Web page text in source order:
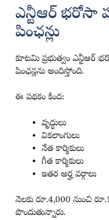
ఎన్టీఆర్ భరోసా
పింఛన్లు
కూటమి ప్రభుత్వం
పింఛన్లను అందిస్తోంది.
ఈ పథకం కింద:
వృద్ధులు
వికలాంగులు
నేత కార్మికులు
గీత కార్మికులు
ఇతర అర్హ వర్గాలు
నెలకు రూ.4,000 నుంచి
పొందుతున్నారు.